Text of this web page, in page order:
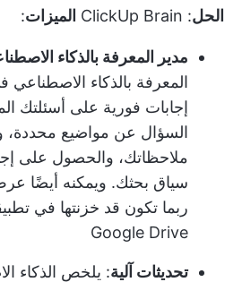
الحل:
ClickUp Brain الميزات:
مدير المعرفة بالذكاء
إجابات فورية على أسئلتك
السؤال عن مواضيع محددة،
ملاحظاتك، والحصول على
سياق بحثك. ويمكنه أيضًا
ربما تكون قد خزنتها في
Google Drive
تحديثات آلية: يلخص الذكاء